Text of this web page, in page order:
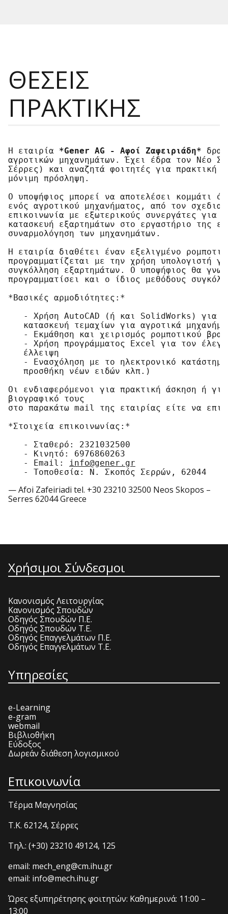
ΘΕΣΕΙΣ
ΠΡΑΚΤΙΚΗΣ
Η εταιρία *Gener AG - Αφοί Ζαφειριάδη*
αγροτικών μηχανημάτων. Έχει έδρα τον Νέο
Σέρρες) και αναζητά φοιτητές για πρακτική
μόνιμη πρόσληψη.
Ο υποψήφιος μπορεί να αποτελέσει κομμάτι
ενός αγροτικού μηχανήματος, από τον
επικοινωνία με εξωτερικούς συνεργάτες για
κατασκευή εξαρτημάτων στο εργαστήριο της
συναρμολόγηση των μηχανημάτων.
Η εταιρία διαθέτει έναν εξελιγμένο
προγραμματίζεται με την χρήση υπολογιστή
συγκόλληση εξαρτημάτων. Ο υποψήφιος θα
προγραμματίσει και ο ίδιος μεθόδους
*Βασικές αρμοδιότητες:*
- Χρήση AutoCAD (ή και SolidWorks) για
κατασκευή τεμαχίων για αγροτικά
- Εκμάθηση και χειρισμός ρομποτικού
- Χρήση προγράμματος Excel για τον
   έλλειψη
- Ενασχόληση με το ηλεκτρονικό
   προσθήκη νέων ειδών κλπ.)
Οι ενδιαφερόμενοι για πρακτική άσκηση ή
βιογραφικό τους
στο παρακάτω mail της εταιρίας είτε να
*Στοιχεία επικοινωνίας:*
   - Σταθερό: 2321032500
   - Κινητό: 6976860263
   - Email:
info@gener.gr
   - Τοποθεσία: Ν. Σκοπός Σερρών, 62044
— Afoi Zafeiriadi tel. +30 23210 32500 Neos Skopos –
Serres 62044 Greece
Χρήσιμοι Σύνδεσμοι
Κανονισμός Λειτουργίας
Κανονισμός Σπουδών
Οδηγός Σπουδών Π.Ε.
Οδηγός Σπουδών Τ.Ε.
Οδηγός Επαγγελμάτων Π.Ε.
Οδηγός Επαγγελμάτων Τ.Ε.
Υπηρεσίες
e-Learning
e-gram
webmail
Βιβλιοθήκη
Εύδοξος
Δωρεάν διάθεση λογισμικού
Επικοινωνία
Τέρμα Μαγνησίας
T.K. 62124, Σέρρες
Τηλ.: (+30) 23210 49124, 125
email: mech_eng@cm.ihu.gr
email: info@mech.ihu.gr
Ώρες εξυπηρέτησης φοιτητών: Καθημερινά: 11:00 –
13:00